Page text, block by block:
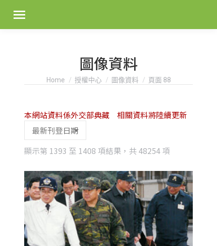
圖像資料
You are here:
Home 授權中心 圖像資料 頁面 88
顯示第 1393 至 1408 項結果，共 48254 項
latest
本網站資料係外交部典藏 相關資料將陸續更新